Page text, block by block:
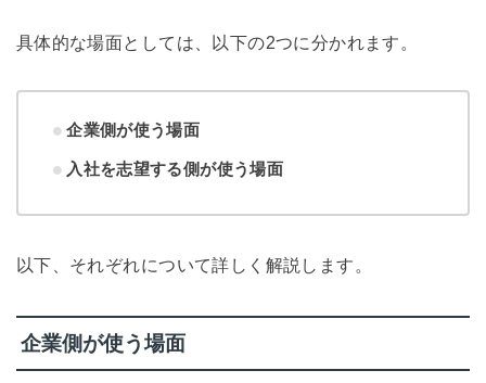
具体的な場面としては、以下の2つに分かれます。
企業側が使う場面
入社を志望する側が使う場面
以下、それぞれについて詳しく解説します。
企業側が使う場面